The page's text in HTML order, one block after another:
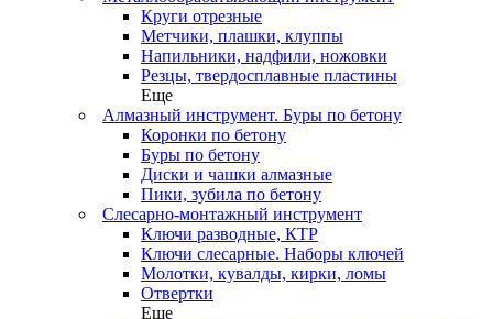
Круги отрезные
Метчики, плашки, клуппы
Напильники, надфили, ножовки
Резцы, твердосплавные пластины
Еще
Алмазный инструмент. Буры по бетону
Коронки по бетону
Буры по бетону
Диски и чашки алмазные
Пики, зубила по бетону
Слесарно-монтажный инструмент
Ключи разводные, КТР
Ключи слесарные. Наборы ключей
Молотки, кувалды, кирки, ломы
Отвертки
Еще